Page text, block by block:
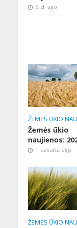
6 d. ago
ŽEMĖS ŪKIO
Žemės ūkio
naujienos:
1 savaitė ago
ŽEMĖS ŪKIO